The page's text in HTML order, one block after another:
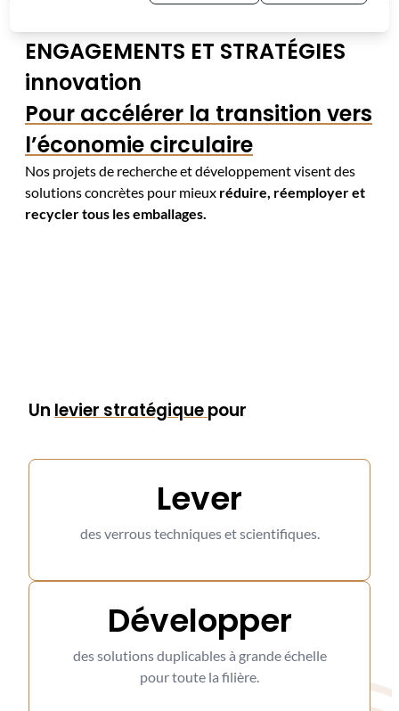
ENGAGEMENTS ET STRATÉGIES
innovation
Pour accélérer la transition vers
l’économie circulaire
Nos projets de recherche et développement visent des
solutions concrètes pour mieux réduire, réemployer et
recycler tous les emballages.
Un levier stratégiquepour
Lever
des verrous techniques et scientifiques.
Développer
des solutions duplicables à grande échelle
pour toute la filière.